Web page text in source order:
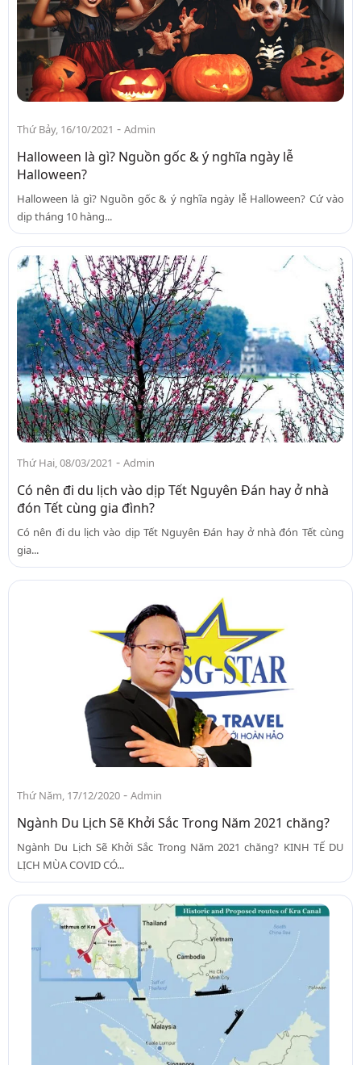
Thứ Bảy, 16/10/2021 - Admin
Halloween là gì? Nguồn gốc & ý nghĩa ngày lễ
Halloween?
Halloween là gì? Nguồn gốc & ý nghĩa ngày lễ Halloween? Cứ vào
dịp tháng 10 hàng...
Thứ Hai, 08/03/2021 - Admin
Có nên đi du lịch vào dịp Tết Nguyên Đán hay ở nhà
đón Tết cùng gia đình?
Có nên đi du lịch vào dịp Tết Nguyên Đán hay ở nhà đón Tết cùng
gia...
Thứ Năm, 17/12/2020 - Admin
Ngành Du Lịch Sẽ Khởi Sắc Trong Năm 2021 chăng?
Ngành Du Lịch Sẽ Khởi Sắc Trong Năm 2021 chăng? KINH TẾ DU
LỊCH MÙA COVID CÓ...